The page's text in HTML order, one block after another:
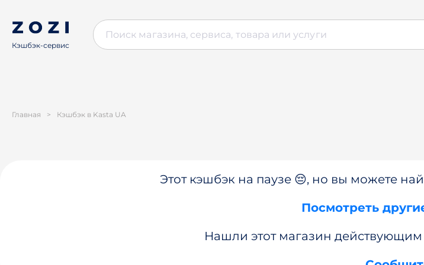
Кэшбэк-сервис
Главная > Кэшбэк в Kasta UA
Этот кэшбэк на паузе 😔, но вы можете
Посмотреть
Нашли этот магазин